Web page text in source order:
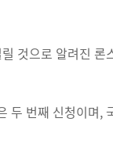
것으로 알려진 론
두 번째 신청이며,